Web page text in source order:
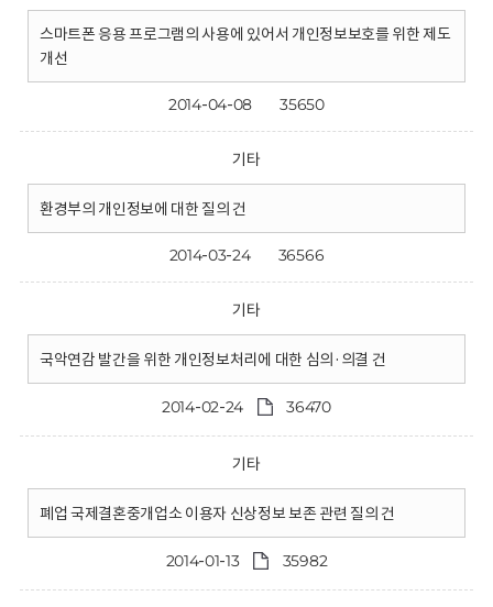
스마트폰 응용 프로그램의 사용에 있어서 개인정보보호를 위한 제도
개선
2014-04-08 35650
기타
환경부의 개인정보에 대한 질의 건
2014-03-24 36566
기타
국악연감 발간을 위한 개인정보처리에 대한 심의·의결 건
2014-02-24 36470
기타
폐업 국제결혼중개업소 이용자 신상정보 보존 관련 질의 건
2014-01-13 35982